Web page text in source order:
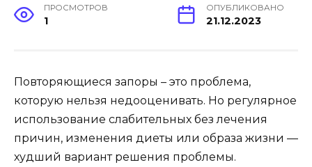
ПРОСМОТРОВ
1
ОПУБЛИКОВАНО
21.12.2023
Повторяющиеся запоры – это проблема,
которую нельзя недооценивать. Но регулярное
использование слабительных без лечения
причин, изменения диеты или образа жизни —
худший вариант решения проблемы.